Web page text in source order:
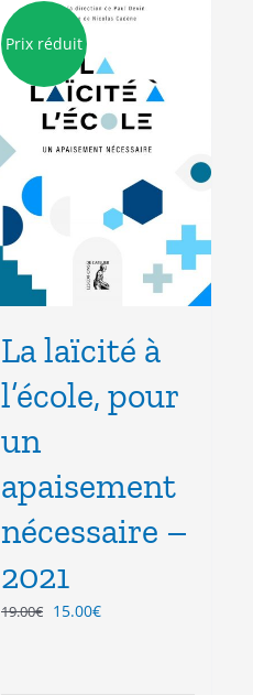
Prix réduit
La laïcité à
l’école, pour
un
apaisement
nécessaire –
2021
19.00€ Le
15.00€Le